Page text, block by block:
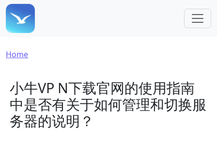
Skip to main content
Breadcrumb
Home
小牛VP N下载官网的使用指南
中是否有关于如何管理和切换服
务器的说明？